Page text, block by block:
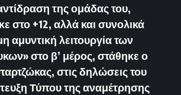
της ομάδας του,
στο +12, αλλά και συνολικά
αμυντική λειτουργία των
στο β’ μέρος, στάθηκε ο
στις δηλώσεις του
Τύπου της αναμέτρησης